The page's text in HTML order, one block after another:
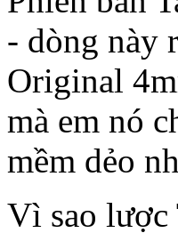
- dòng này
Original
mà em nó
mềm dẻo
Vì sao lược